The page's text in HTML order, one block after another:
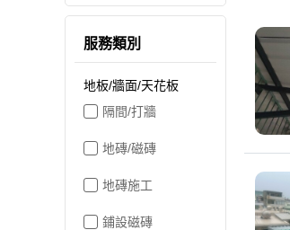
服務類別
地板/牆面/天花板
隔間/打牆
地磚/磁磚
地磚施工
鋪設磁磚